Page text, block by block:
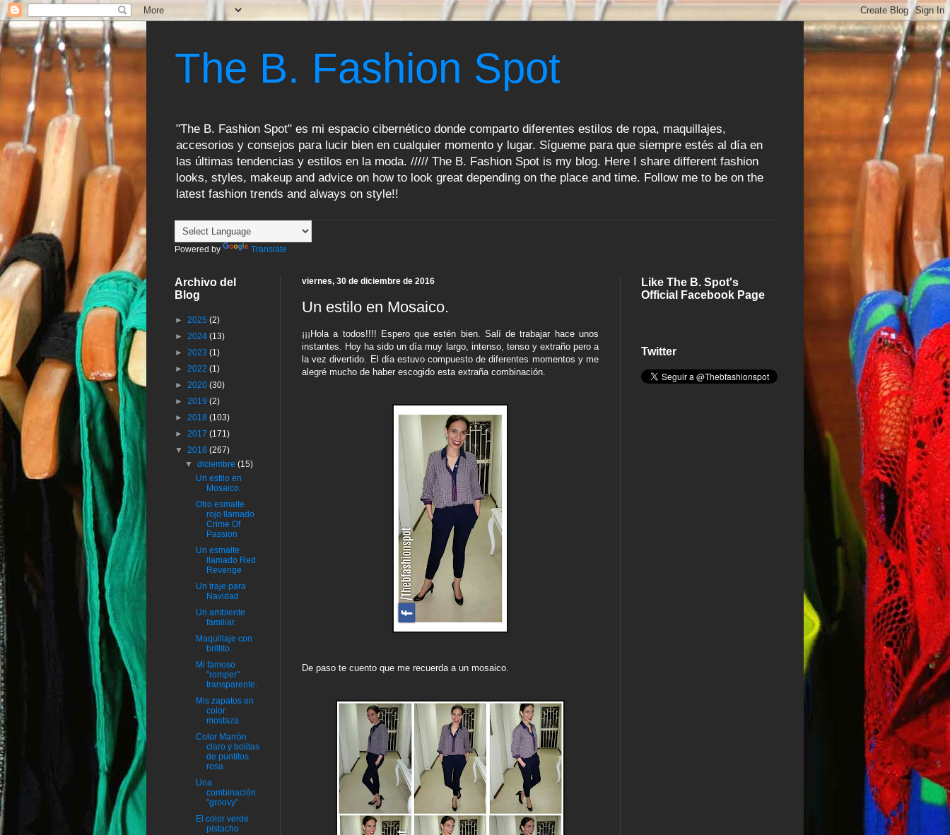
The B. Fashion Spot
"The B. Fashion Spot" es mi espacio cibernético donde comparto diferentes estilos de ropa, maquillajes,
accesorios y consejos para lucir bien en cualquier momento y lugar. Sígueme para que siempre estés al día en
las últimas tendencias y estilos en la moda. ///// The B. Fashion Spot is my blog. Here I share different fashion
looks, styles, makeup and advice on how to look great depending on the place and time. Follow me to be on the
latest fashion trends and always on style!!
Powered by Translate
viernes, 30 de diciembre de 2016
Un estilo en Mosaico.
¡¡¡Hola a todos!!!! Espero que estén bien. Salí de trabajar hace unos
instantes. Hoy ha sido un día muy largo, intenso, tenso y extraño pero a
la vez divertido. El día estuvo compuesto de diferentes momentos y me
alegré mucho de haber escogido esta extraña combinación.
De paso te cuento que me recuerda a un mosaico.
Archivo del
Blog
► 2025 (2)
► 2024 (13)
► 2023 (1)
► 2022 (1)
► 2020 (30)
► 2019 (2)
► 2018 (103)
► 2017 (171)
▼ 2016 (267)
▼diciembre(15)
Un estilo en
Mosaico.
Otro esmalte
rojo llamado
Crime Of
Passion
Un esmalte
llamado Red
Revenge
Un traje para
Navidad
Un ambiente
familiar.
Maquillaje con
brillito.
Mi famoso
"romper"
transparente.
Mis zapatos en
color
mostaza
Color Marrón
claro y bolitas
de puntitos
rosa
Una
combinación
"groovy"
El color verde
pistacho
Like The B. Spot's
Official Facebook Page
Twitter